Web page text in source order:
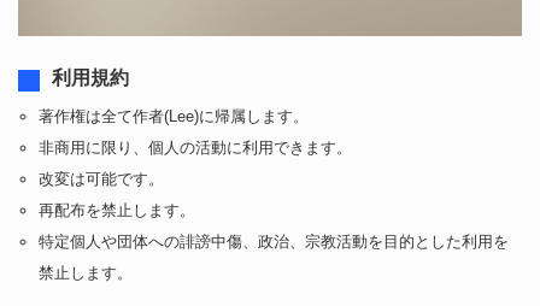
利用規約
著作権は全て作者(Lee)に帰属します。
非商用に限り、個人の活動に利用できます。
改変は可能です。
再配布を禁止します。
特定個人や団体への誹謗中傷、政治、宗教活動を目的とした利用を
禁止します。